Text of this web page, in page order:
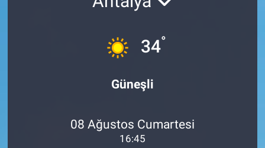
34°
Güneşli
08 Ağustos Cumartesi
16:45